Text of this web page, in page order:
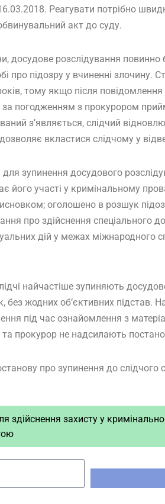
Реагувати потрібно
акт до суду.
досудове розслідування
про підозру у вчиненні злочину.
тому якщо після повідомлення
за погодженням з прокурором
з’являється, слідчий
вкластися слідчому у
зупинення досудового
його участі у кримінальному
оголошено в розшук
про здійснення спеціального
дій у межах міжнародного
найчастіше зупиняють
без жодних об’єктивних підстав.
під час ознайомлення з
та прокурор не надсилають
про зупинення до слідчого
здійснення захисту у